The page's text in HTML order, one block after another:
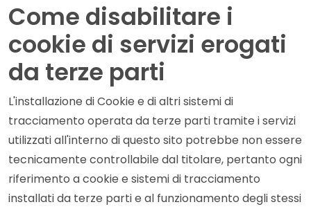
Come disabilitare i
cookie di servizi erogati
da terze parti
L'installazione di Cookie e di altri sistemi di
tracciamento operata da terze parti tramite i servizi
utilizzati all'interno di questo sito potrebbe non essere
tecnicamente controllabile dal titolare, pertanto ogni
riferimento a cookie e sistemi di tracciamento
installati da terze parti e al funzionamento degli stessi